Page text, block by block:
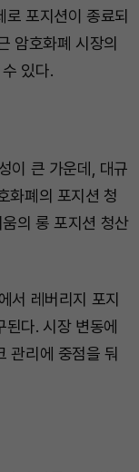
포지션이 종료되
암호화폐 시장의
있다.
이 큰 가운데, 대규
화폐의 포지션 청
의 롱 포지션 청산
서 레버리지 포지
다. 시장 변동에
관리에 중점을 둬